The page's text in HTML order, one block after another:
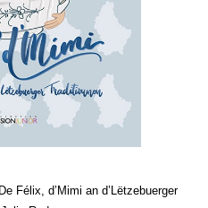
Félix, d’Mimi an d’Lëtzebuerger